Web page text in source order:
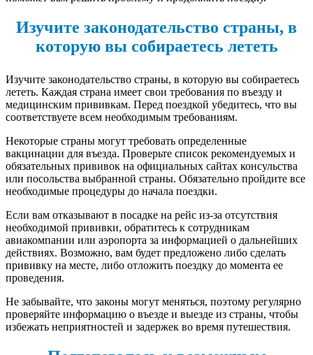
Изучите законодательство страны, в
которую вы собираетесь лететь
Изучите законодательство страны, в которую вы собираетесь
лететь. Каждая страна имеет свои требования по въезду и
медицинским прививкам. Перед поездкой убедитесь, что вы
соответствуете всем необходимым требованиям.
Некоторые страны могут требовать определенные
вакцинации для въезда. Проверьте список рекомендуемых и
обязательных прививок на официальных сайтах консульства
или посольства выбранной страны. Обязательно пройдите все
необходимые процедуры до начала поездки.
Если вам отказывают в посадке на рейс из-за отсутствия
необходимой прививки, обратитесь к сотрудникам
авиакомпании или аэропорта за информацией о дальнейших
действиях. Возможно, вам будет предложено либо сделать
прививку на месте, либо отложить поездку до момента ее
проведения.
Не забывайте, что законы могут меняться, поэтому регулярно
проверяйте информацию о въезде и выезде из страны, чтобы
избежать неприятностей и задержек во время путешествия.